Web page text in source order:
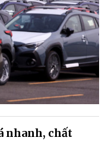
nhanh, chất